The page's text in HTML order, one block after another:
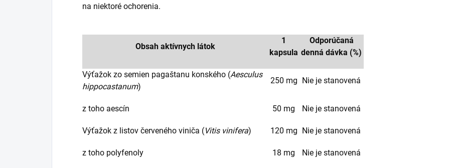
na niektoré ochorenia.
Obsah aktívnych látok
1
kapsula
Odporúčaná
denná dávka (%)
Výťažok zo semien pagaštanu konského (Aesculus
hippocastanum)
250 mg Nie je stanovená
z toho aescín 50 mg Nie je stanovená
Výťažok z listov červeného viniča (Vitis vinifera) 120 mg Nie je stanovená
z toho polyfenoly 18 mg Nie je stanovená